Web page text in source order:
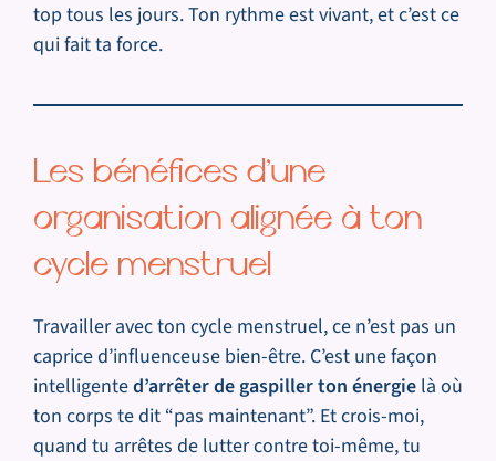
top tous les jours. Ton rythme est vivant, et c’est ce
qui fait ta force.
Les bénéfices d’une
organisation alignée à ton
cycle menstruel
Travailler avec ton cycle menstruel, ce n’est pas un
caprice d’influenceuse bien-être. C’est une façon
intelligented’arrêter de gaspiller ton énergie là où
ton corps te dit “pas maintenant”. Et crois-moi,
quand tu arrêtes de lutter contre toi-même, tu